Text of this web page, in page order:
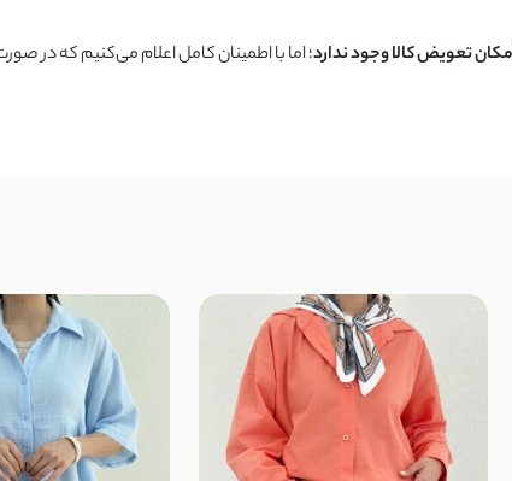
تعویض کالا وجود ندارد؛ اما با اطمینان کامل اعلام می‌کنیم که در